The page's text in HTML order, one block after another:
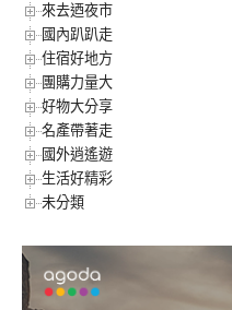
來去迺夜市
國內趴趴走
住宿好地方
團購力量大
好物大分享
名產帶著走
國外逍遙遊
生活好精彩
未分類